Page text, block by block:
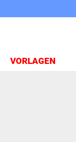
VORLAGEN